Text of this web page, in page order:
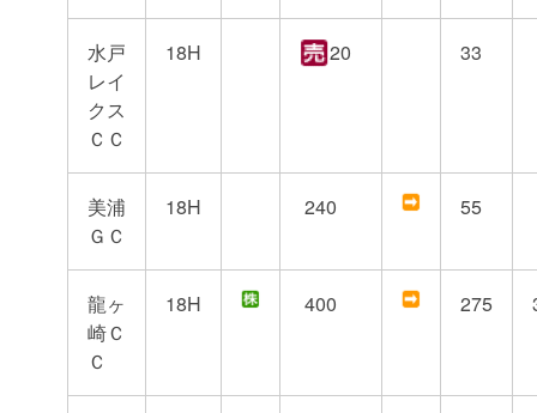
水戸
レイ
クス
ＣＣ
18H 20 33
美浦
ＧＣ
18H 240 55
龍ヶ
崎Ｃ
Ｃ
18H 400 275